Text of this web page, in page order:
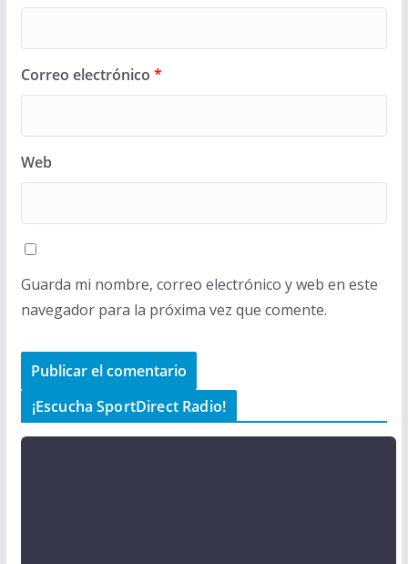
Correo electrónico *
Web
Guarda mi nombre, correo electrónico y web en este
navegador para la próxima vez que comente.
¡Escucha SportDirect Radio!